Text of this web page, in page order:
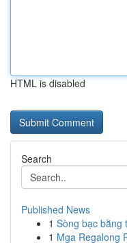
HTML is disabled
Search
Published News
1 Sòng bạc bằng
1 Mga Regalong